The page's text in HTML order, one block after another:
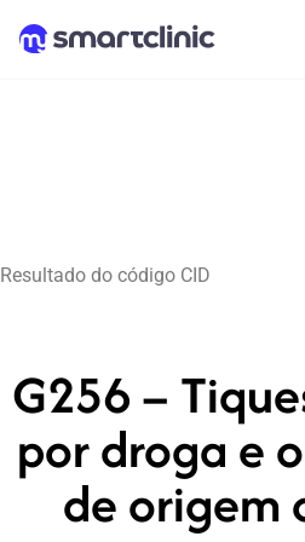
Resultado do código CID
G256 –
por droga e
de origem